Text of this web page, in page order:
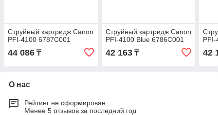
Струйный картридж Canon
PFI-4100 6787C001
44 086 ₸
Струйный картридж Canon
PFI-4100 Blue 6786C001
42 163₸
PFI-
42
О нас
Рейтинг не сформирован
Менее 5 отзывов за последний год